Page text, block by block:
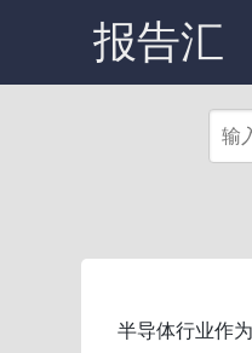
报告汇
半导体行业作